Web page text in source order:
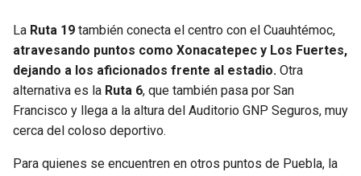
La Ruta 19 también conecta el centro con el Cuauhtémoc,
atravesando puntos como Xonacatepec y Los Fuertes,
dejando a los aficionados frente al estadio. Otra
alternativa es la Ruta 6, que también pasa por San
Francisco y llega a la altura del Auditorio GNP Seguros, muy
cerca del coloso deportivo.
Para quienes se encuentren en otros puntos de Puebla, la